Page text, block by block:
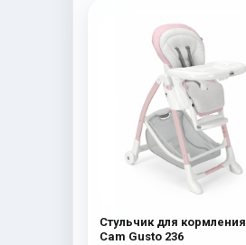
Стульчик для кормления
Cam Gusto 236